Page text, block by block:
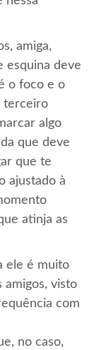
amiga,
esquina deve
o foco e o
terceiro
algo
que deve
que te
ajustado à
atinja as
ele é muito
amigos, visto
com
no caso,